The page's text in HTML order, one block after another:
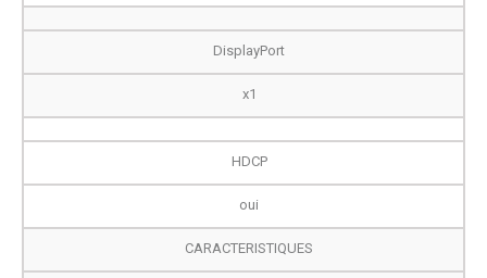
DisplayPort
x1
HDCP
oui
CARACTERISTIQUES